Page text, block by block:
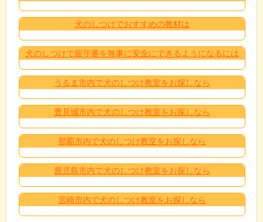
犬のしつけでおすすめの教材は
犬のしつけで留守番を無事に安全にできるようになるには
うるま市内で犬のしつけ教室をお探しなら
豊見城市内で犬のしつけ教室をお探しなら
那覇市内で犬のしつけ教室をお探しなら
鹿児島市内で犬のしつけ教室をお探しなら
宮崎市内で犬のしつけ教室をお探しなら